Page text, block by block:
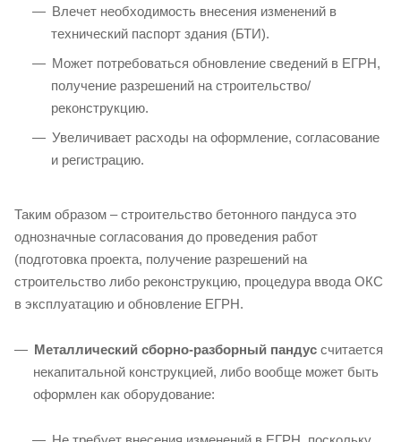
Влечет необходимость внесения изменений в
технический паспорт здания (БТИ).
Может потребоваться обновление сведений в ЕГРН,
получение разрешений на строительство/
реконструкцию.
Увеличивает расходы на оформление, согласование
и регистрацию.
Таким образом – строительство бетонного пандуса это
однозначные согласования до проведения работ
(подготовка проекта, получение разрешений на
строительство либо реконструкцию, процедура ввода ОКС
в эксплуатацию и обновление ЕГРН.
Металлический сборно-разборный пандус считается
некапитальной конструкцией, либо вообще может быть
оформлен как оборудование: